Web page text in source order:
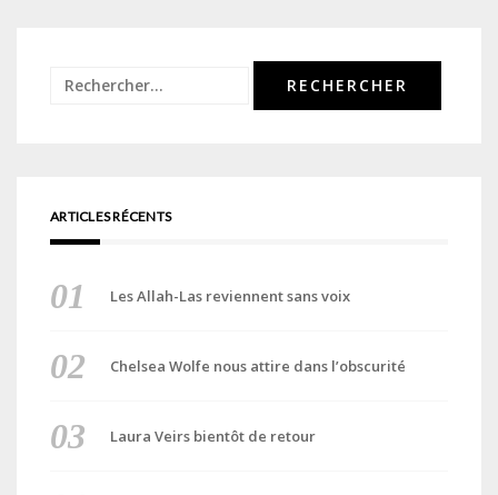
Rechercher :
ARTICLES RÉCENTS
Les Allah-Las reviennent sans voix
Chelsea Wolfe nous attire dans l’obscurité
Laura Veirs bientôt de retour